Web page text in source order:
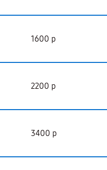
1600 р
2200 р
3400 р